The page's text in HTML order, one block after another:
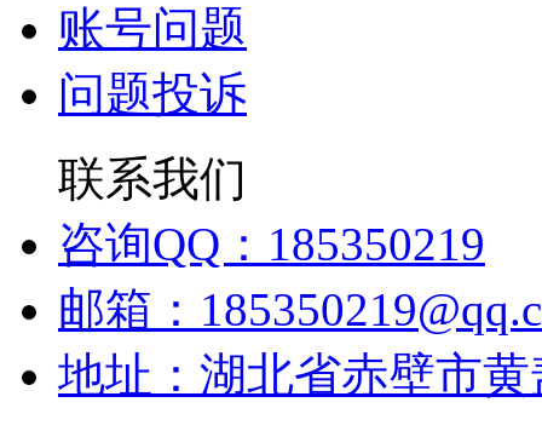
账号问题
问题投诉
联系我们
咨询QQ：185350219
邮箱：
地址：湖北省赤壁市